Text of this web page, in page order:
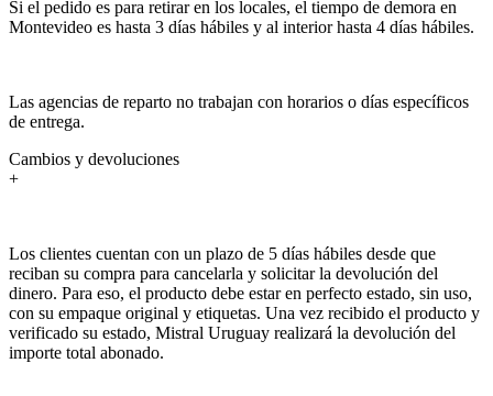
Si el pedido es para retirar en los locales, el tiempo de demora en
Montevideo es hasta 3 días hábiles y al interior hasta 4 días hábiles.
Las agencias de reparto no trabajan con horarios o días específicos
de entrega.
Cambios y devoluciones
+
Los clientes cuentan con un plazo de 5 días hábiles desde que
reciban su compra para cancelarla y solicitar la devolución del
dinero. Para eso, el producto debe estar en perfecto estado, sin uso,
con su empaque original y etiquetas. Una vez recibido el producto y
verificado su estado, Mistral Uruguay realizará la devolución del
importe total abonado.